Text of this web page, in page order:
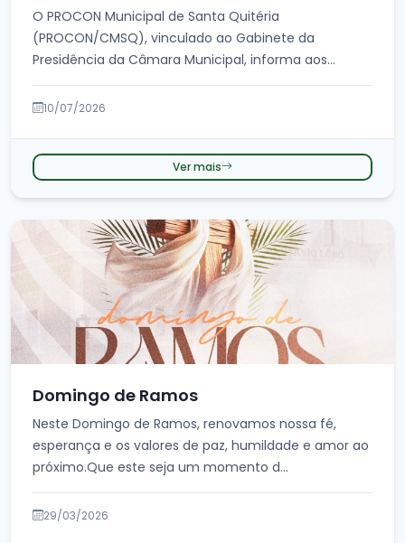
O PROCON Municipal de Santa Quitéria
(PROCON/CMSQ), vinculado ao Gabinete da
Presidência da Câmara Municipal, informa aos
consumido...
10/07/2026
Ver mais
Domingo de Ramos
Neste Domingo de Ramos, renovamos nossa fé,
esperança e os valores de paz, humildade e amor ao
próximo.Que este seja um momento d...
29/03/2026